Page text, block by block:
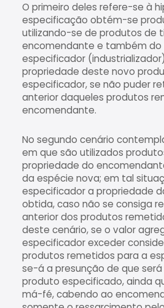
O primeiro deles refere-se à
especificação obtém-se
utilizando-se de produtos de
encomendante e também do
especificador
propriedade deste novo
especificador, se não puder
anterior daqueles produtos
encomendante.
No segundo cenário
em que são utilizados
propriedade do
da espécie nova; em tal
especificador a propriedade
obtida, caso não se consiga
anterior dos produtos
deste cenário, se o valor
especificador exceder
produtos remetidos para a
se-á a presunção de que
produto especificado, ainda
má-fé, cabendo ao